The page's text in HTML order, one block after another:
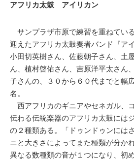
アフリカ太鼓 アイリカン
サンプラザ市原で練習を重ねてい
迎えたアフリカ太鼓奏者バンド『ア
小田切英樹さん、佐藤朝子さん、土
ん、植村啓佑さん、吉原洋平太さん
子さんの、３０から６０代までと幅
名。
西アフリカのギニアやセネガル、
伝わる伝統楽器のアフリカ太鼓には
の２種類ある。「ドゥンドゥンには
ニと大きさによってまた種類が分か
異なる数種類の音が１つになり、初